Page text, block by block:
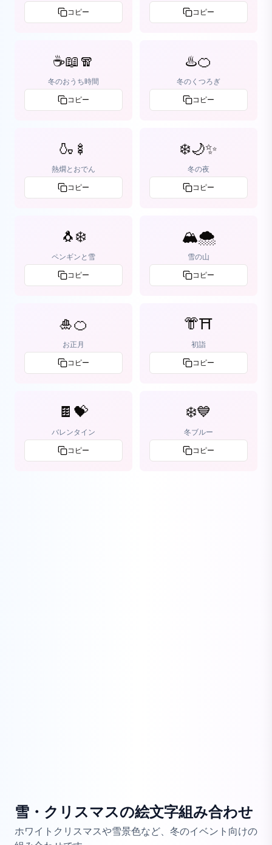
コピー コピー
☕📖🧣
冬のおうち時間
コピー
♨️🍊
冬のくつろぎ
コピー
🍶🍢
熱燗とおでん
コピー
❄️🌙✨
冬の夜
コピー
🐧❄️
ペンギンと雪
コピー
🏔️🌨️
雪の山
コピー
🎍🍊
お正月
コピー
👘⛩️
初詣
コピー
🍫💝
バレンタイン
コピー
❄️💙
冬ブルー
コピー
雪・クリスマスの絵文字組み合わせ
ホワイトクリスマスや雪景色など、冬のイベント向けの